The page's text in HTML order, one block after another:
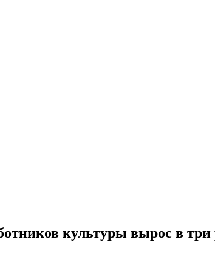
культуры вырос в три